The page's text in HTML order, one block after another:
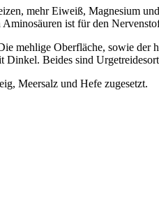
mehr Eiweiß, Magnesium
Aminosäuren ist für den
mehlige Oberfläche, sowie der
Beides sind
Meersalz und Hefe zugesetzt.